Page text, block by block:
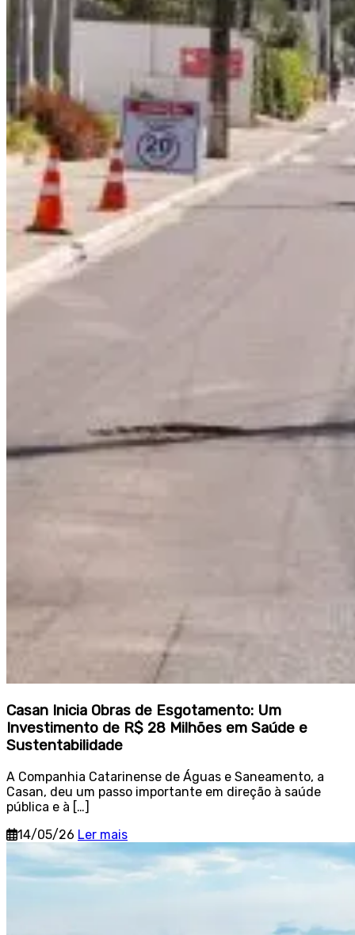
Casan Inicia Obras de Esgotamento: Um
Investimento de R$ 28 Milhões em Saúde e
Sustentabilidade
A Companhia Catarinense de Águas e Saneamento, a
Casan, deu um passo importante em direção à saúde
pública e à […]
14/05/26 Ler mais